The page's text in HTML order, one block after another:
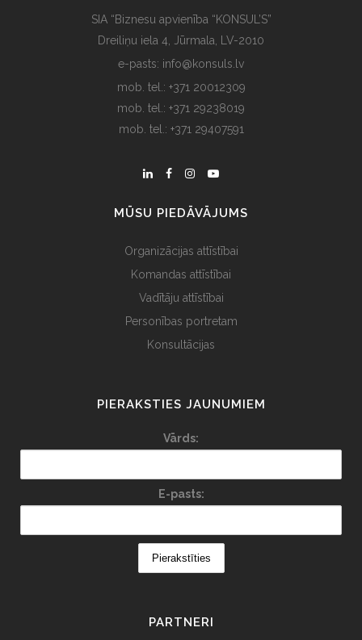
SIA “Biznesu apvienība “KONSUL’S”
Dreiliņu iela 4, Jūrmala, LV-2010
e-pasts: info@konsuls.lv
mob. tel.: +371 20012309
mob. tel.: +371 29238019
mob. tel.: +371 29407591
MŪSU PIEDĀVĀJUMS
Organizācijas attīstībai
Komandas attīstībai
Vadītāju attīstībai
Personības portretam
Konsultācijas
PIERAKSTIES JAUNUMIEM
Vārds:
E-pasts:
PARTNERI